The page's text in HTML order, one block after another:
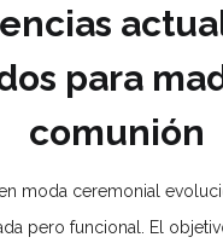
para
comunión
moda ceremonial
pero funcional. El